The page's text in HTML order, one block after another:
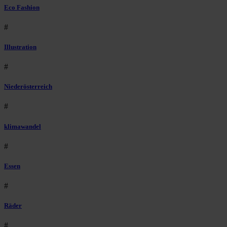
Eco Fashion
#
Illustration
#
Niederösterreich
#
klimawandel
#
Essen
#
Räder